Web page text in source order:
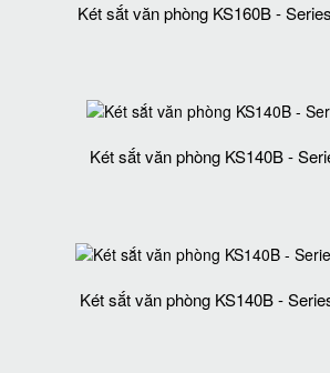
Két sắt văn phòng KS160B -
Két sắt văn phòng KS140B -
Két sắt văn phòng KS140B -